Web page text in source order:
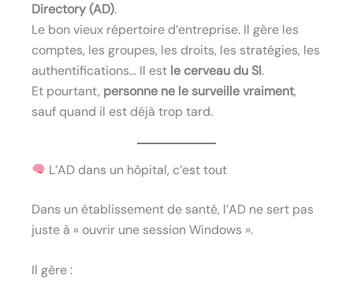
Directory (AD).
Le bon vieux répertoire d’entreprise. Il gère les
comptes, les groupes, les droits, les stratégies, les
authentifications… Il est le cerveau du SI.
Et pourtant, personne ne le surveille vraiment,
sauf quand il est déjà trop tard.
L’AD dans un hôpital, c’est tout
Dans un établissement de santé, l’AD ne sert pas
juste à « ouvrir une session Windows ».
Il gère :